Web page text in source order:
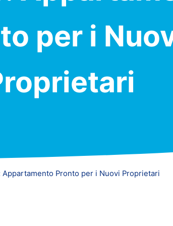
per i
Pronto per i Nuovi Proprietari